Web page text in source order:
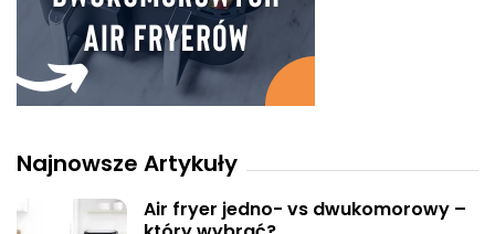
Najnowsze Artykuły
Air fryer jedno- vs dwukomorowy –